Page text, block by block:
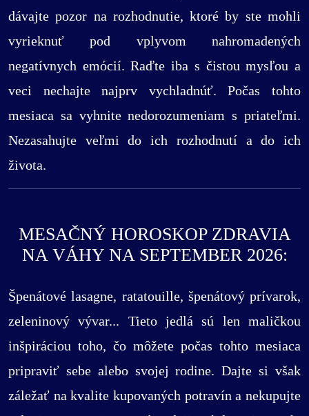
dávajte pozor na rozhodnutie, ktoré by ste mohli
vyrieknuť pod vplyvom nahromadených
negatívnych emócií. Raďte iba s čistou mysľou a
veci nechajte najprv vychladnúť. Počas tohto
mesiaca sa vyhnite nedorozumeniam s priateľmi.
Nezasahujte veľmi do ich rozhodnutí a do ich
života.
MESAČNÝ HOROSKOP ZDRAVIA
NA VÁHY NA SEPTEMBER 2026:
Špenátové lasagne, ratatouille, špenátový prívarok,
zeleninový vývar... Tieto jedlá sú len maličkou
inšpiráciou toho, čo môžete počas tohto mesiaca
pripraviť sebe alebo svojej rodine. Dajte si však
záležať na kvalite kupovaných potravín a nekupujte